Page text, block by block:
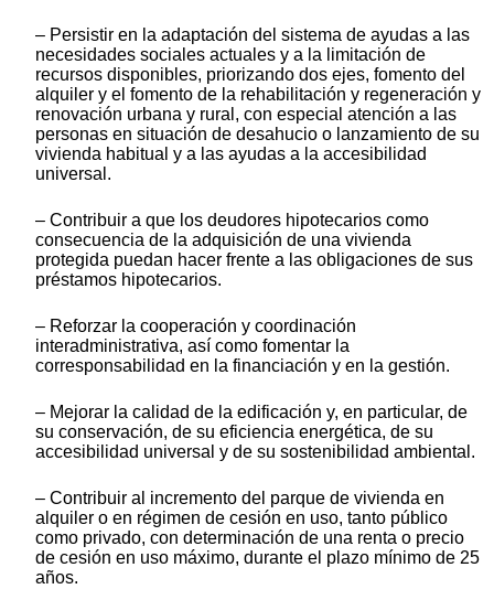
– Persistir en la adaptación del sistema de ayudas a las
necesidades sociales actuales y a la limitación de
recursos disponibles, priorizando dos ejes, fomento del
alquiler y el fomento de la rehabilitación y regeneración y
renovación urbana y rural, con especial atención a las
personas en situación de desahucio o lanzamiento de su
vivienda habitual y a las ayudas a la accesibilidad
universal.
– Contribuir a que los deudores hipotecarios como
consecuencia de la adquisición de una vivienda
protegida puedan hacer frente a las obligaciones de sus
préstamos hipotecarios.
– Reforzar la cooperación y coordinación
interadministrativa, así como fomentar la
corresponsabilidad en la financiación y en la gestión.
– Mejorar la calidad de la edificación y, en particular, de
su conservación, de su eficiencia energética, de su
accesibilidad universal y de su sostenibilidad ambiental.
– Contribuir al incremento del parque de vivienda en
alquiler o en régimen de cesión en uso, tanto público
como privado, con determinación de una renta o precio
de cesión en uso máximo, durante el plazo mínimo de 25
años.